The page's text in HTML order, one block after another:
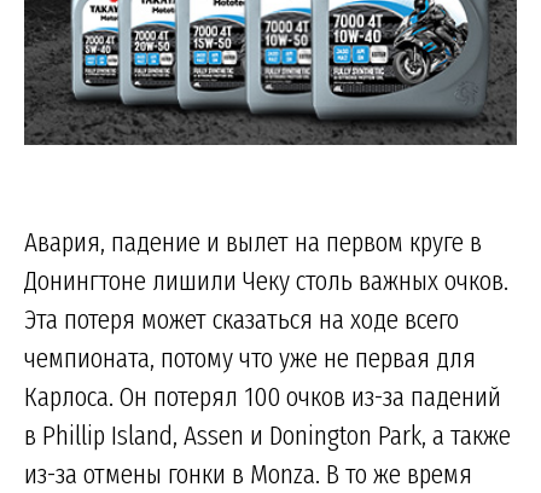
Авария, падение и вылет на первом круге в
Донингтоне лишили Чеку столь важных очков.
Эта потеря может сказаться на ходе всего
чемпионата, потому что уже не первая для
Карлоса. Он потерял 100 очков из-за падений
в Phillip Island, Assen и Donington Park, а также
из-за отмены гонки в Monza. В то же время